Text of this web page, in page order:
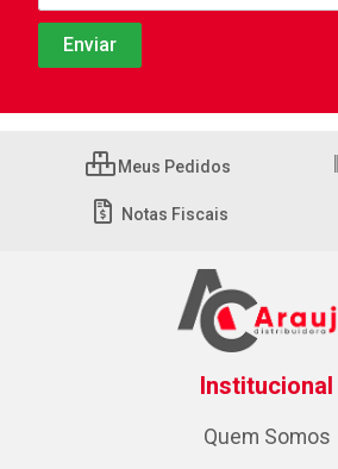
Meus Pedidos
Notas Fiscais
Institucional
Quem Somos